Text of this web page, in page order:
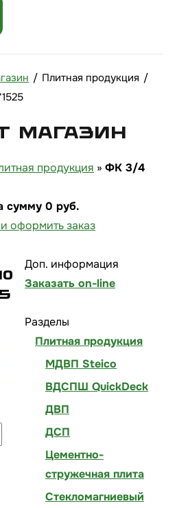
/ Плитная продукция /
магазин
продукция » ФК 3/4
сумму 0 руб.
оформить заказ
Доп. информация
Заказать on-line
Разделы
Плитная продукция
МДВП Steico
ВДСПШ QuickDeck
ДВП
ДСП
Цементно-
стружечная плита
Стекломагниевый